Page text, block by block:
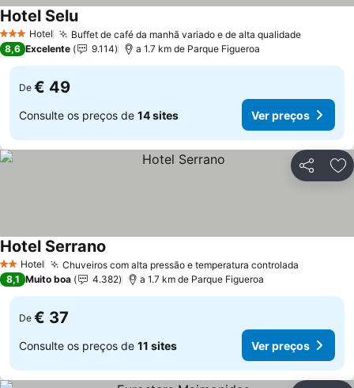
3 EstrelasHotel Buffet de café da manhã variado e de alta qualidade
Hotel Selu
8,6 Excelente 9.114 a 1.7 km de Parque Figueroa
De € 49
Consulte os preços de 14 sites Ver preços
Partilhar
2 Estrelas
Hotel Chuveiros com alta pressão e temperatura controlada
Hotel Serrano
8,1 Muito boa 4.382 a 1.7 km de Parque Figueroa
De € 37
Consulte os preços de 11 sites Ver preços